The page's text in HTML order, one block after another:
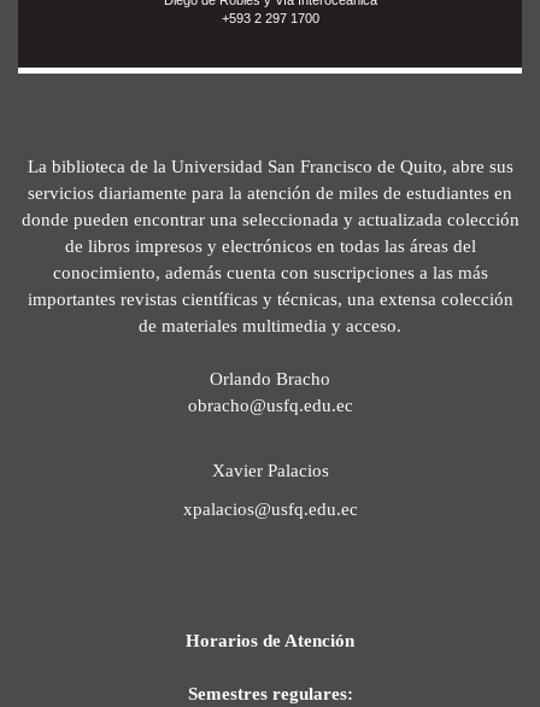
+593 2 297 1700
La biblioteca de la Universidad San Francisco de Quito, abre sus
servicios diariamente para la atención de miles de estudiantes en
donde pueden encontrar una seleccionada y actualizada colección
de libros impresos y electrónicos en todas las áreas del
conocimiento, además cuenta con suscripciones a las más
importantes revistas científicas y técnicas, una extensa colección
de materiales multimedia y acceso.
Orlando Bracho
obracho@usfq.edu.ec
Xavier Palacios
xpalacios@usfq.edu.ec
Horarios de Atención
Semestres regulares: